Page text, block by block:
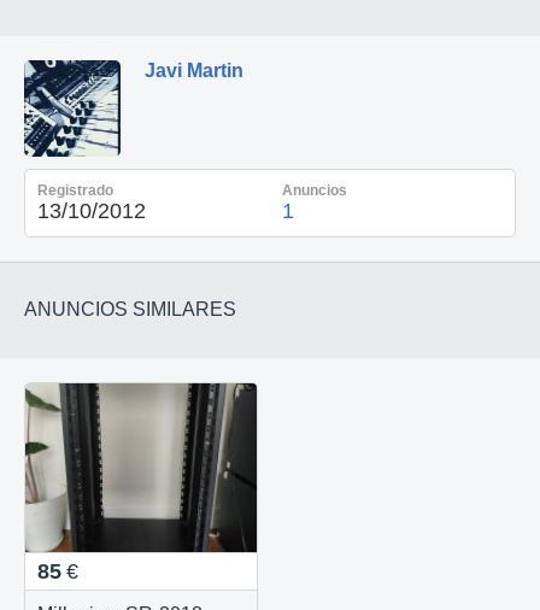
Javi Martin
Registrado
13/10/2012
Anuncios
1
ANUNCIOS SIMILARES
85 €